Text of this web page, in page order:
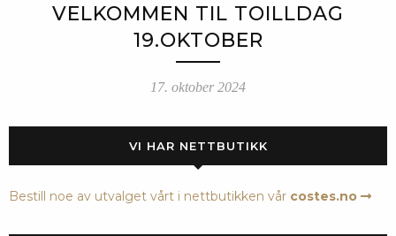
VELKOMMEN TIL TOILLDAG
19.OKTOBER
17. oktober 2024
VI HAR NETTBUTIKK
Bestill noe av utvalget vårt i nettbutikken vår costes.no